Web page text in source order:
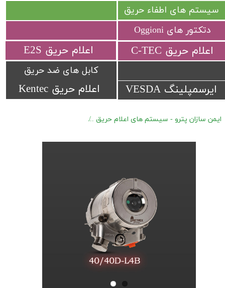
اعلام حریق Kentec
​اعلام حریق C-TEC​​​​​​​ ​اعلام حریق E2S
ایرسمپلینگ VESDA
سیستم های اطفاء حریق
کابل های ضد حریق
دتکتور های Oggioni
ایمن سازان پترو - سیستم های اعلام حریق